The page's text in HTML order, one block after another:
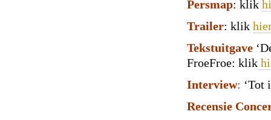
Persmap: klik
Trailer: klik
Tekstuitgave
FroeFroe: klik
Interview: ‘Tot
Recensie